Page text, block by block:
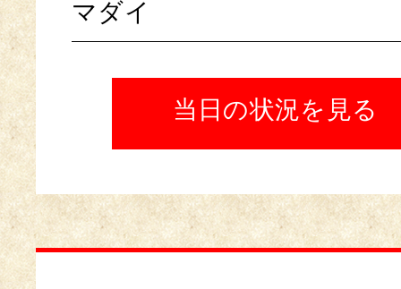
マダイ
当日の状況を見る